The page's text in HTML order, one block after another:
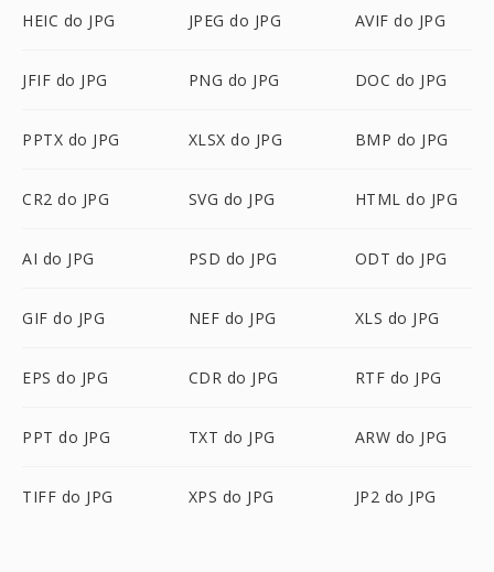
HEIC do JPG JPEG do JPG AVIF do JPG
JFIF do JPG PNG do JPG DOC do JPG
PPTX do JPG XLSX do JPG BMP do JPG
CR2 do JPG SVG do JPG HTML do JPG
AI do JPG PSD do JPG ODT do JPG
GIF do JPG NEF do JPG XLS do JPG
EPS do JPG CDR do JPG RTF do JPG
PPT do JPG TXT do JPG ARW do JPG
TIFF do JPG XPS do JPG JP2 do JPG